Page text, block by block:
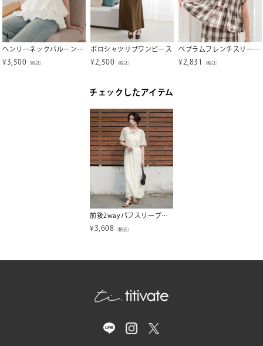
ヘンリーネックバルーンペプラムトップス
¥ 3,500 （税込）
ポロシャツリブワンピース
¥ 2,500 （税込）
ペプラムフレンチスリーブブラウス【メール便可／100】
¥ 2,831 （税込）
チェックしたアイテム
前後2wayパフスリーブレースワンピース
¥ 3,608 （税込）